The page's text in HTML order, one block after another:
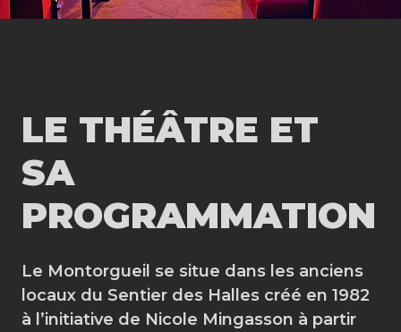
LE THÉÂTRE ET
SA
PROGRAMMATION
Le Montorgueil se situe dans les anciens
locaux du Sentier des Halles créé en 1982
à l’initiative de Nicole Mingasson à partir